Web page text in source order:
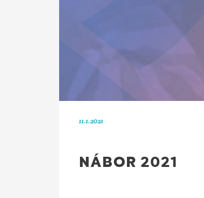
11.1.2021
NÁBOR 2021